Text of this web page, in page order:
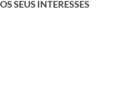
SEUS INTERESSES